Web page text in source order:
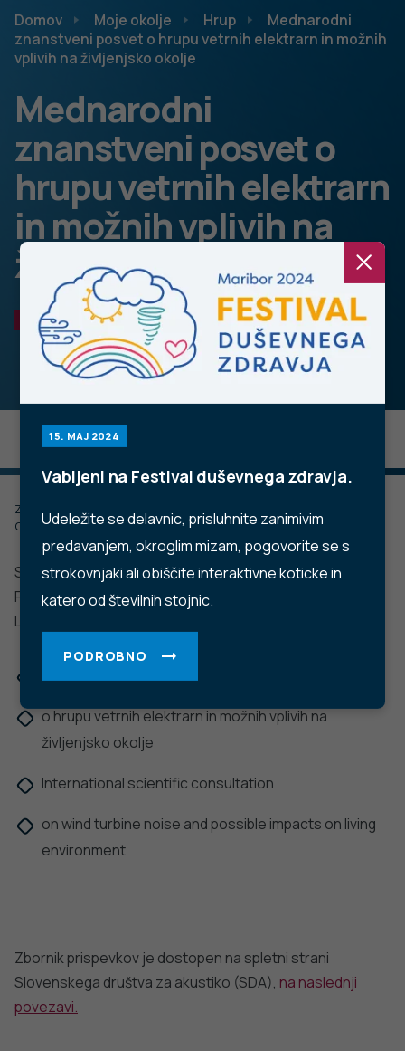
15. MAJ 2024
Vabljeni na Festival duševnega zdravja.
Udeležite se delavnic, prisluhnite zanimivim
predavanjem, okroglim mizam, pogovorite se s
strokovnjaki ali obiščite interaktivne koticke in
katero od številnih stojnic.
PODROBNO
Domov Moje okolje Hrup
Mednarodni
znanstveni posvet o hrupu vetrnih elektrarn in možnih
vplivih na življenjsko okolje
Mednarodni
znanstveni posvet o
hrupu vetrnih elektrarn
in možnih vplivih na
življenjsko okolje
HRUP
Zadnje posodobljeno: 11.12.2022
Objavljeno: 15.05.2020
Slovensko društvo za akustiko (SDA) je v sodelovanju s
Fakulteto za gradbeništvo in geodezijo, Univerza v
Ljubljani, 15. januarja 2020 organiziralo:
o hrupu vetrnih elektrarn in možnih vplivih na
življenjsko okolje
International scientific consultation
on wind turbine noise and possible impacts on living
environment
Zbornik prispevkov je dostopen na spletni strani
Slovenskega društva za akustiko (SDA), na naslednji
povezavi.